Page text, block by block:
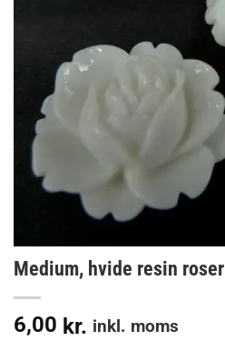
Medium, hvide resin roser
6,00 kr. inkl. moms